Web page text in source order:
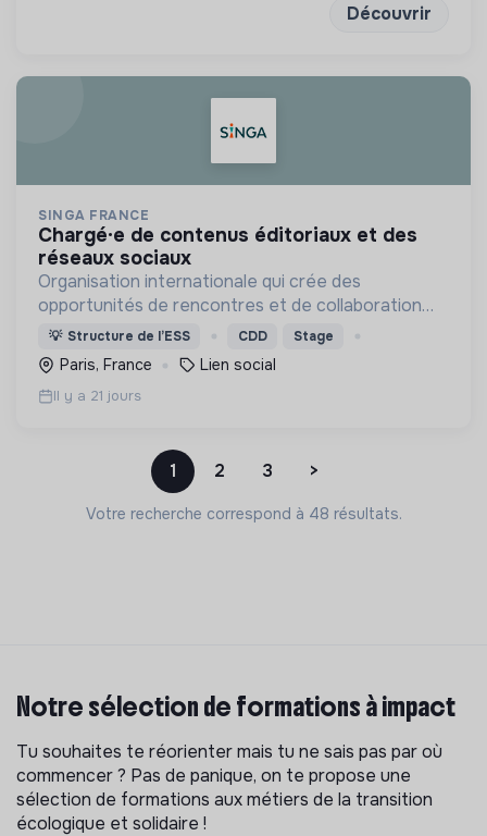
Découvrir
SINGA FRANCE
chargé·e de contenus éditoriaux et des
réseaux sociaux
Organisation internationale qui crée des
opportunités de rencontres et de collaboration
entre locaux et nouveaux arrivants (réfugiés,
demandeurs d'asile...) 🙌
💡 Structure de l’ESS CDD Stage
Paris, France Lien social
Il y a 21 jours
1 2 3 >
Votre recherche correspond à 48 résultats.
Notre sélection de formations à impact
Tu souhaites te réorienter mais tu ne sais pas par où
commencer ? Pas de panique, on te propose une
sélection de formations aux métiers de la transition
écologique et solidaire !